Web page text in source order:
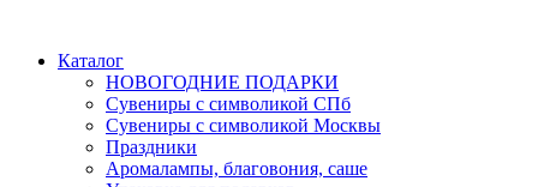
Каталог
НОВОГОДНИЕ ПОДАРКИ
Сувениры с символикой СПб
Сувениры с символикой Москвы
Праздники
Аромалампы, благовония, саше